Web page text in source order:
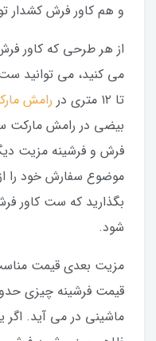
و هم کاور فرش کشدار
از هر طرحی که کاور
می کنید، می توانید
تا ۱۲ متری در
رامش
بیضی در رامش مارکت
فرش و فرشینه مزیت
موضوع سفارش خود را
بگذارید که ست کاور
شود.
مزیت بعدی قیمت
ماشینی در می آید. اگر